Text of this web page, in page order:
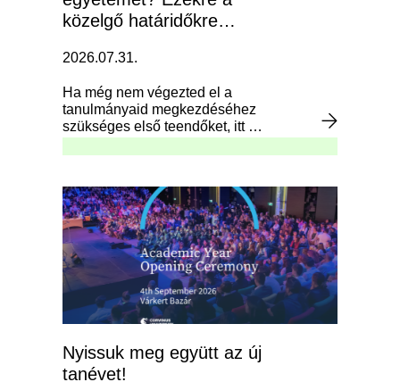
közelgő határidőkre
2026.07.31.
Ha még nem végezted el a
tanulmányaid megkezdéséhez
szükséges első teendőket, itt az
Nyissuk meg együtt az új
tanévet!